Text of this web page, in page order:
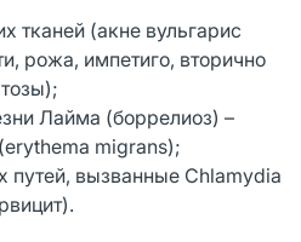
тканей (акне вульгарис
рожа, импетиго, вторично
Лайма (боррелиоз) –
migrans);
путей, вызванные Chlamydia